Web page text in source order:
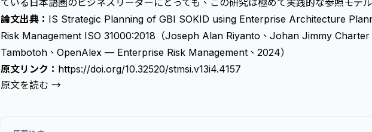
ている日本語圏のビジネスリーダーにとっても、この研究は極めて実践的な参照モデ
論文出典： IS Strategic Planning of GBI SOKID using Enterprise Architecture
Risk Management ISO 31000:2018（Joseph Alan Riyanto、Johan Jimmy Charter
Tambotoh、OpenAlex — Enterprise Risk Management、2024）
原文リンク： https://doi.org/10.32520/stmsi.v13i4.4157
原文を読む →